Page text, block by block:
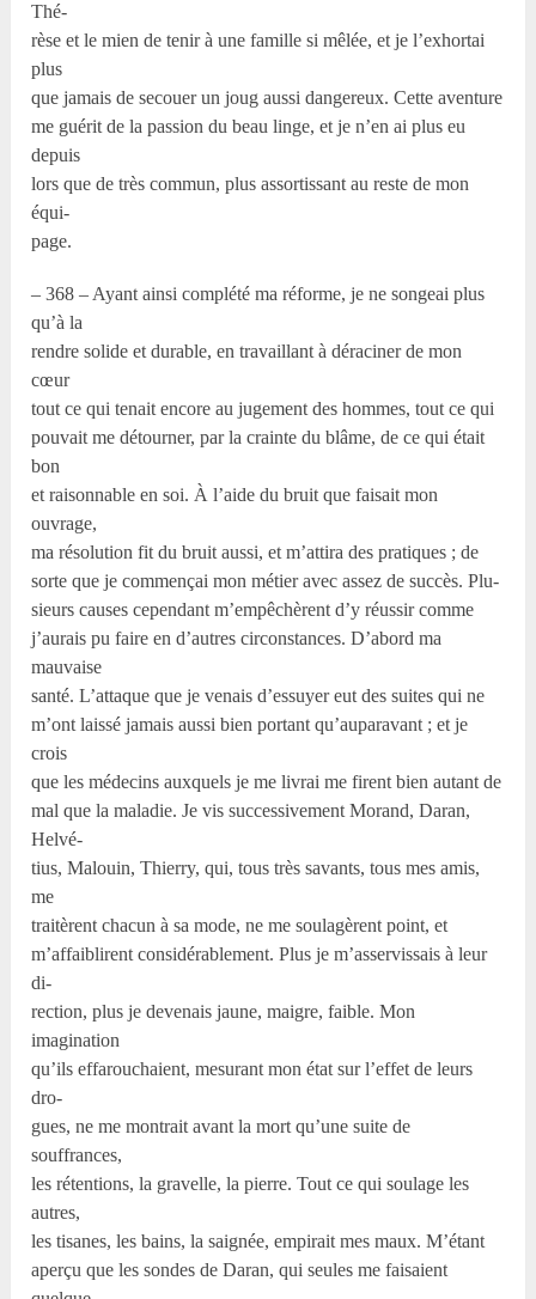
Thé-
rèse et le mien de tenir à une famille si mêlée, et je l’exhortai
plus
que jamais de secouer un joug aussi dangereux. Cette aventure
me guérit de la passion du beau linge, et je n’en ai plus eu
depuis
lors que de très commun, plus assortissant au reste de mon
équi-
page.
– 368 – Ayant ainsi complété ma réforme, je ne songeai plus
qu’à la
rendre solide et durable, en travaillant à déraciner de mon
cœur
tout ce qui tenait encore au jugement des hommes, tout ce qui
pouvait me détourner, par la crainte du blâme, de ce qui était
bon
et raisonnable en soi. À l’aide du bruit que faisait mon
ouvrage,
ma résolution fit du bruit aussi, et m’attira des pratiques ; de
sorte que je commençai mon métier avec assez de succès. Plu-
sieurs causes cependant m’empêchèrent d’y réussir comme
j’aurais pu faire en d’autres circonstances. D’abord ma
mauvaise
santé. L’attaque que je venais d’essuyer eut des suites qui ne
m’ont laissé jamais aussi bien portant qu’auparavant ; et je
crois
que les médecins auxquels je me livrai me firent bien autant de
mal que la maladie. Je vis successivement Morand, Daran,
Helvé-
tius, Malouin, Thierry, qui, tous très savants, tous mes amis,
me
traitèrent chacun à sa mode, ne me soulagèrent point, et
m’affaiblirent considérablement. Plus je m’asservissais à leur
di-
rection, plus je devenais jaune, maigre, faible. Mon
imagination
qu’ils effarouchaient, mesurant mon état sur l’effet de leurs
dro-
gues, ne me montrait avant la mort qu’une suite de
souffrances,
les rétentions, la gravelle, la pierre. Tout ce qui soulage les
autres,
les tisanes, les bains, la saignée, empirait mes maux. M’étant
aperçu que les sondes de Daran, qui seules me faisaient